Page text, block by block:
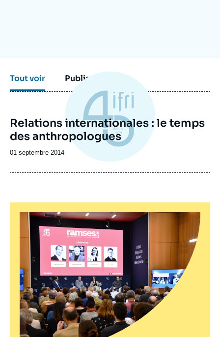
Tout voir Publications
Relations internationales : le temps
des anthropologues
Date
publication
01 septembre 2014